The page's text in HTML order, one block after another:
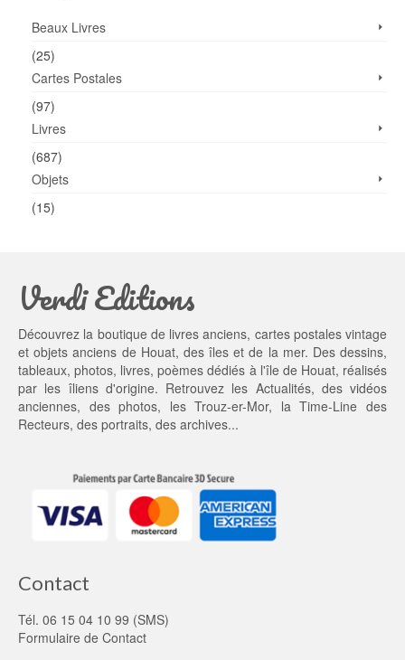
Beaux Livres
(25)
Cartes Postales
(97)
Livres
(687)
Objets
(15)
Verdi Editions
Découvrez la boutique de livres anciens, cartes postales vintage
et objets anciens de Houat, des îles et de la mer. Des dessins,
tableaux, photos, livres, poèmes dédiés à l'île de Houat, réalisés
par les îliens d'origine. Retrouvez les Actualités, des vidéos
anciennes, desphotos, lesTrouz-er-Mor, laTime-Line des
Recteurs, des portraits, des archives...
Contact
Tél. 06 15 04 10 99 (SMS)
Formulaire de Contact